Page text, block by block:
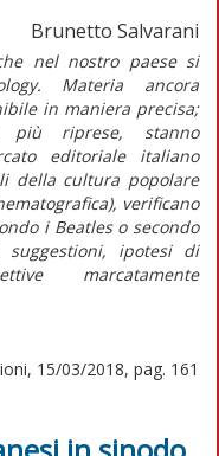
Brunetto Salvarani
nel nostro paese si
. Materia ancora
in maniera precisa;
riprese, stanno
editoriale italiano
della cultura popolare
verificano
i Beatles o secondo
suggestioni, ipotesi di
marcatamente
15/03/2018, pag. 161